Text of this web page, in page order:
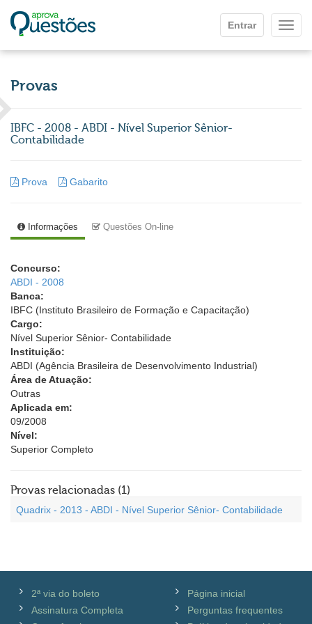
Entrar
Provas
IBFC - 2008 - ABDI - Nível Superior Sênior-
Contabilidade
Prova Gabarito
Informações Questões On-line
Concurso:
ABDI - 2008
Banca:
IBFC (Instituto Brasileiro de Formação e Capacitação)
Cargo:
Nível Superior Sênior- Contabilidade
Instituição:
ABDI (Agência Brasileira de Desenvolvimento Industrial)
Área de Atuação:
Outras
Aplicada em:
09/2008
Nível:
Superior Completo
Provas relacionadas (1)
Quadrix - 2013 - ABDI - Nível Superior Sênior- Contabilidade
2ª via do boleto
Assinatura Completa
Página inicial
Perguntas frequentes